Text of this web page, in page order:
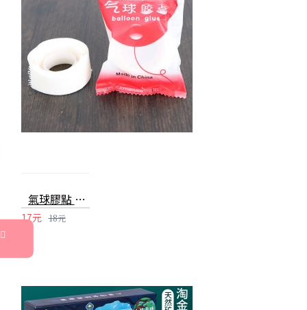
氣球膠點 氣球點膠 無痕膠點 氣球裝飾 派對用品 婚禮佈置
17元 18元